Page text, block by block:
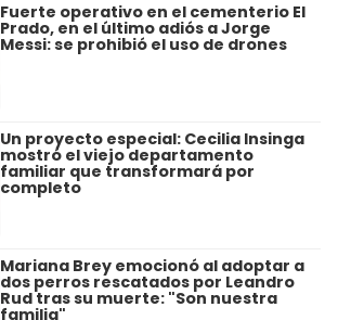
Fuerte operativo en el cementerio El
Prado, en el último adiós a Jorge
Messi: se prohibió el uso de drones
Un proyecto especial: Cecilia Insinga
mostró el viejo departamento
familiar que transformará por
completo
Mariana Brey emocionó al adoptar a
dos perros rescatados por Leandro
Rud tras su muerte: "Son nuestra
familia"